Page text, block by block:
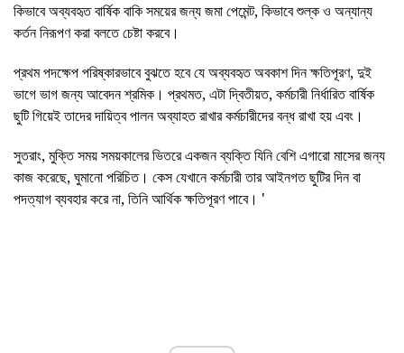
কিভাবে অব্যবহৃত বার্ষিক বাকি সময়ের জন্য জমা পেমেন্ট, কিভাবে শুল্ক ও অন্যান্য
কর্তন নিরূপণ করা বলতে চেষ্টা করবে।
প্রথম পদক্ষেপ পরিষ্কারভাবে বুঝতে হবে যে অব্যবহৃত অবকাশ দিন ক্ষতিপূরণ, দুই
ভাগে ভাগ জন্য আবেদন শ্রমিক। প্রথমত, এটা দ্বিতীয়ত, কর্মচারী নির্ধারিত বার্ষিক
ছুটি গিয়েই তাদের দায়িত্ব পালন অব্যাহত রাখার কর্মচারীদের বন্ধ রাখা হয় এবং।
সুতরাং, মুক্তি সময় সময়কালের ভিতরে একজন ব্যক্তি যিনি বেশি এগারো মাসের জন্য
কাজ করেছে, ঘুমানো পরিচিত। কেস যেখানে কর্মচারী তার আইনগত ছুটির দিন বা
পদত্যাগ ব্যবহার করে না, তিনি আর্থিক ক্ষতিপূরণ পাবে। '